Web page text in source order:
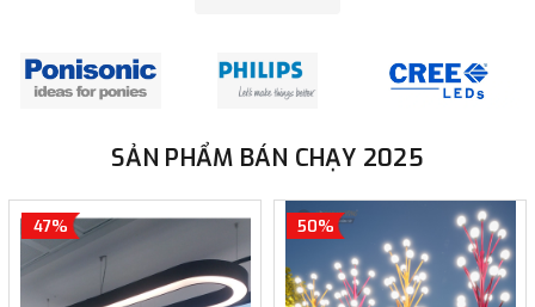
SẢN PHẨM BÁN CHẠY 2025
47% 50%